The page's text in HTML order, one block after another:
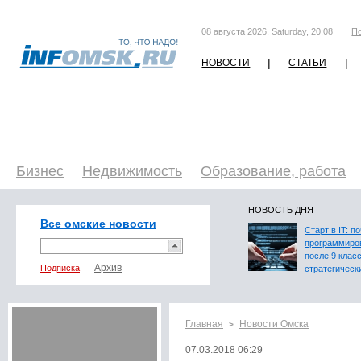
08 августа 2026, Saturday, 20:08
НОВОСТИ | СТАТЬИ |
Бизнес Недвижимость Образование, работа
Все омские новости
Подписка
НОВОСТЬ ДНЯ
Старт в IT:
после 9
Главная > Новости Омска
07.03.2018 06:29